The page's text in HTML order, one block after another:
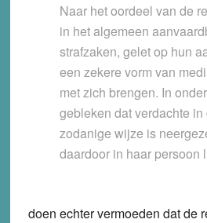
Naar het oordeel van de
in het algemeen
strafzaken, gelet op hun
een zekere vorm van
met zich brengen. In
gebleken dat verdachte
zodanige wijze is
daardoor in haar persoon
doen echter vermoeden dat de